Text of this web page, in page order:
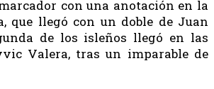
con una anotación en la
que llegó con un doble de Juan
de los isleños llegó en las
Valera, tras un imparable de